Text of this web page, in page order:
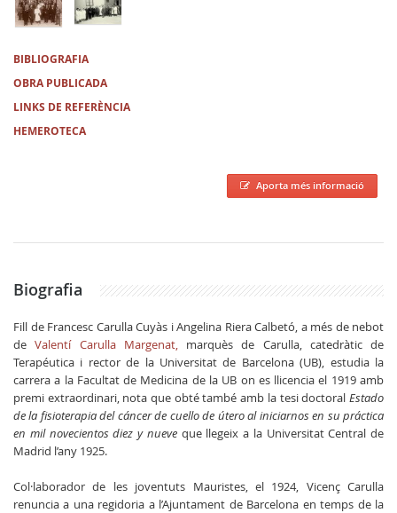
BIBLIOGRAFIA
OBRA PUBLICADA
LINKS DE REFERÈNCIA
HEMEROTECA
Aporta més informació
Biografia
Fill de Francesc Carulla Cuyàs i Angelina Riera Calbetó, a més de nebot
deValentí Carulla Margenat,marquès de Carulla, catedràtic de
Terapéutica i rector de la Universitat de Barcelona (UB), estudia la
carrera a la Facultat de Medicina de la UB on es llicencia el 1919 amb
premi extraordinari, nota que obté també amb la tesi doctoral Estado
de la fisioterapia del cáncer de cuello de útero al iniciarnos en su práctica
en mil novecientos diez y nueve que llegeix a la Universitat Central de
Madrid l’any 1925.
Col·laborador de les joventuts Mauristes, el 1924, Vicenç Carulla
renuncia a una regidoria a l’Ajuntament de Barcelona en temps de la